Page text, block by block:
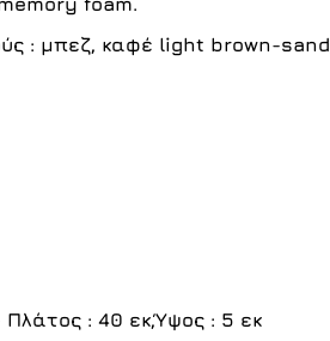
: μπεζ, καφέ light brown-sand
Πλάτος : 40 εκ,Ύψος : 5 εκ